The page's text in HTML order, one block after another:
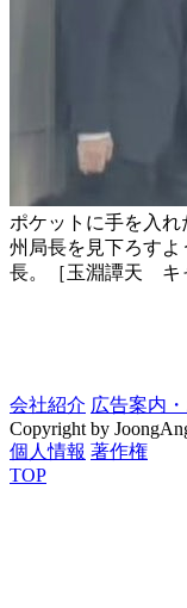
ポケットに手を入
州局長を見下ろす
長。［玉淵譚天 キ
会社紹介 広告案内
Copyright by
個人情報 著作権
TOP